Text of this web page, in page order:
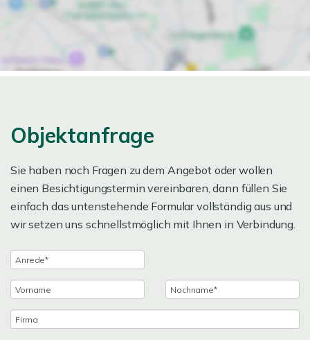
Objektanfrage
Sie haben noch Fragen zu dem Angebot oder wollen
einen Besichtigungstermin vereinbaren, dann füllen Sie
einfach das untenstehende Formular vollständig aus und
wir setzen uns schnellstmöglich mit Ihnen in Verbindung.